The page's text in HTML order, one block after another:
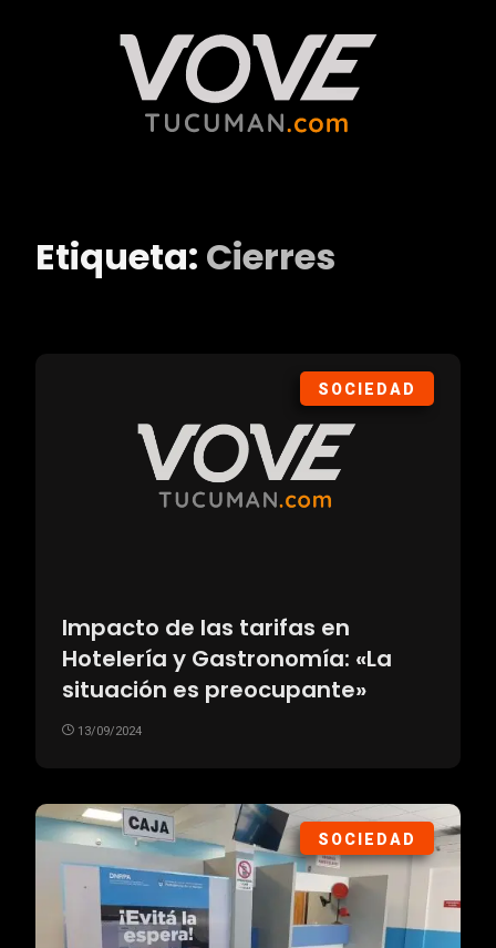
Etiqueta: Cierres
SOCIEDAD
Impacto de las tarifas en
Hotelería y Gastronomía: «La
situación es preocupante»
13/09/2024
SOCIEDAD